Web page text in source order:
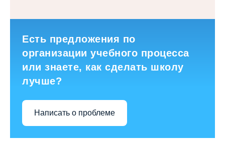
Есть предложения по
организации учебного процесса
или знаете, как сделать школу
лучше?
Написать о проблеме